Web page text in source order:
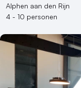
Alphen aan den Rijn
4 - 10 personen